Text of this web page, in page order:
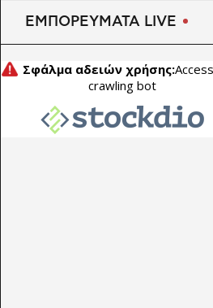
LNG
ΕΜΠΟΡΕΥΜΑΤΑ LIVE